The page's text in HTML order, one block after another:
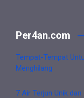
Per4an.com
Tempat-Tempat
Menghilang
7 Air Terjun Unik